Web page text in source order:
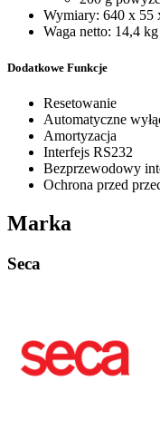
Wymiary: 640 x 55
Waga netto: 14,4 kg
Dodatkowe Funkcje
Resetowanie
Automatyczne
Amortyzacja
Interfejs RS232
Bezprzewodowy
Ochrona przed
Marka
Seca